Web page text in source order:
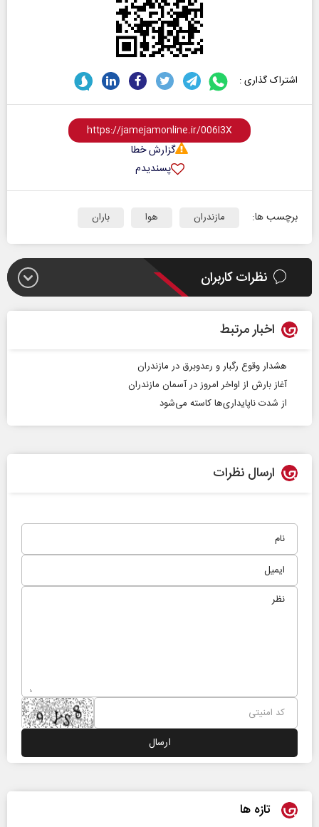
اشتراک گذاری :
گزارش خطا
پسندیدم
برچسب ها: مازندران هوا باران
نظرات کاربران
اخبار مرتبط
هشدار وقوع رگبار و رعدوبرق در مازندران
آغاز بارش از اواخر امروز در آسمان مازندران
از شدت ناپایداری‌ها کاسته می‌شود
ارسال نظرات
تازه ها